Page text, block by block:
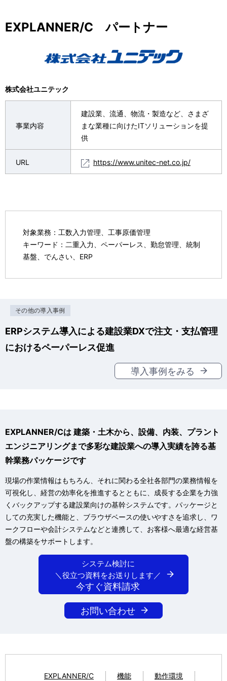
EXPLANNER/C パートナー
株式会社ユニテック
事業内容
建設業、流通、物流・製造など、さまざ
まな業種に向けたITソリューションを提
供
URL https://www.unitec-net.co.jp/
対象業務：工数入力管理、工事原価管理
キーワード：二重入力、ペーパーレス、勤怠管理、統制
基盤、でんさい、ERP
その他の導入事例
ERPシステム導入による建設業DXで注文・支払管理
におけるペーパーレス促進
導入事例をみる
EXPLANNER/Cは 建築・土木から、設備、内装、プラント
エンジニアリングまで多彩な建設業への導入実績を誇る基
幹業務パッケージです
現場の作業情報はもちろん、それに関わる全社各部門の業務情報を
可視化し、経営の効率化を推進するとともに、成長する企業を力強
くバックアップする建設業向けの基幹システムです。パッケージと
しての充実した機能と、ブラウザベースの使いやすさを追求し、ワ
ークフローや会計システムなどと連携して、お客様へ最適な経営基
盤の構築をサポートします。
システム検討に
＼役立つ資料をお送りします／
今すぐ資料請求
お問い合わせ
EXPLANNER/C 機能
動作環境